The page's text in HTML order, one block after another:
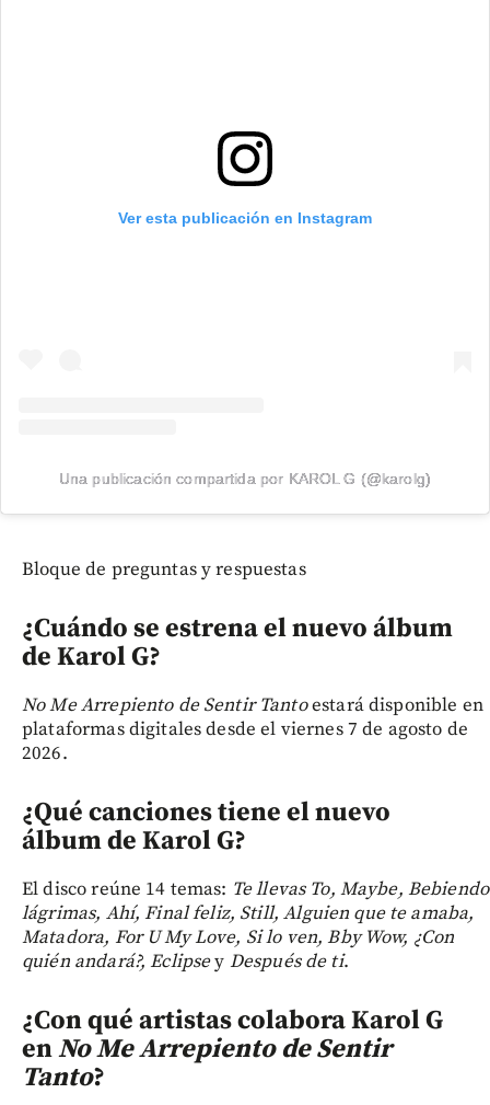
Ver esta publicación en Instagram
Una publicación compartida por KAROL G (@karolg)
Bloque de preguntas y respuestas
¿Cuándo se estrena el nuevo álbum
de Karol G?
No Me Arrepiento de Sentir Tantoestará disponible en
plataformas digitales desde el viernes 7 de agosto de
2026.
¿Qué canciones tiene el nuevo
álbum de Karol G?
El disco reúne 14 temas: Te llevas To, Maybe, Bebiendo
lágrimas, Ahí, Final feliz, Still, Alguien que te amaba,
Matadora, For U My Love, Si lo ven, Bby Wow, ¿Con
quién andará?, Eclipsey Después de ti.
¿Con qué artistas colabora Karol G
enNo Me Arrepiento de Sentir
Tanto?